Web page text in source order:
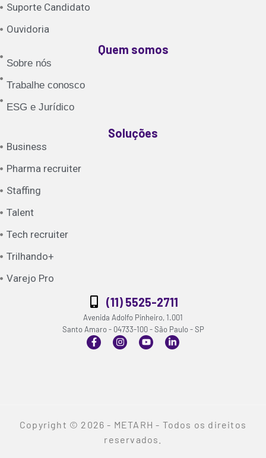
Suporte Candidato
Ouvidoria
Quem somos
Sobre nós
Trabalhe conosco
ESG e Jurídico
Soluções
Business
Pharma recruiter
Staffing
Talent
Tech recruiter
Trilhando+
Varejo Pro
(11) 5525-2711
Avenida Adolfo Pinheiro, 1.001
Santo Amaro - 04733-100 - São Paulo - SP
Copyright © 2026 - METARH - Todos os direitos
reservados.